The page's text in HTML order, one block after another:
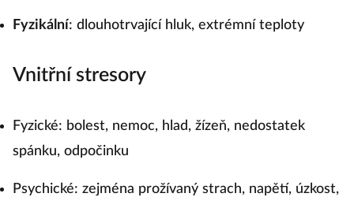
Fyzikální: dlouhotrvající hluk, extrémní teploty
Vnitřní stresory
Fyzické: bolest, nemoc, hlad, žízeň, nedostatek
spánku, odpočinku
Psychické: zejména prožívaný strach, napětí, úzkost,